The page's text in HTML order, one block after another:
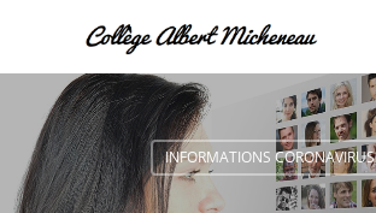
Hit enter to search or ESC to close
INFORMATIONS CORONAVIRUS